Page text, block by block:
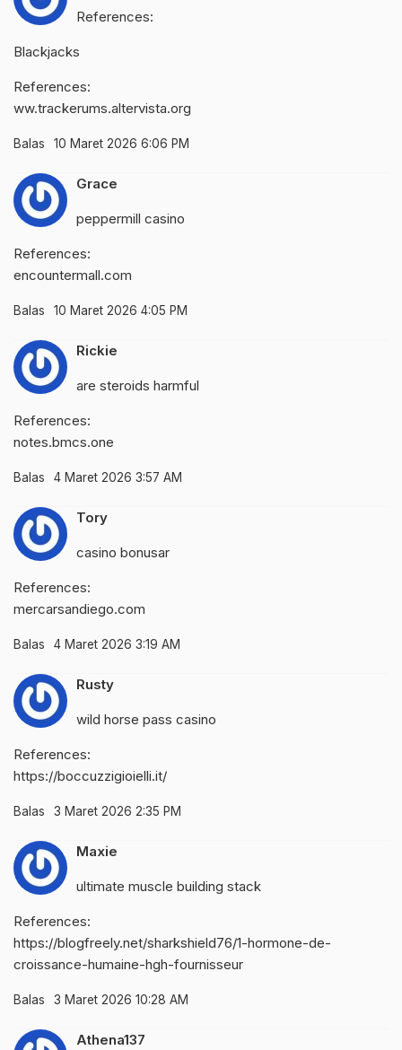
References:
Blackjacks
References:
ww.trackerums.altervista.org
Balas 10 Maret 2026 6:06 PM
Grace
peppermill casino
References:
encountermall.com
Balas 10 Maret 2026 4:05 PM
Rickie
are steroids harmful
References:
notes.bmcs.one
Balas 4 Maret 2026 3:57 AM
Tory
casino bonusar
References:
mercarsandiego.com
Balas 4 Maret 2026 3:19 AM
Rusty
wild horse pass casino
References:
https://boccuzzigioielli.it/
Balas 3 Maret 2026 2:35 PM
Maxie
ultimate muscle building stack
References:
https://blogfreely.net/sharkshield76/1-hormone-de-
croissance-humaine-hgh-fournisseur
Balas 3 Maret 2026 10:28 AM
Athena137